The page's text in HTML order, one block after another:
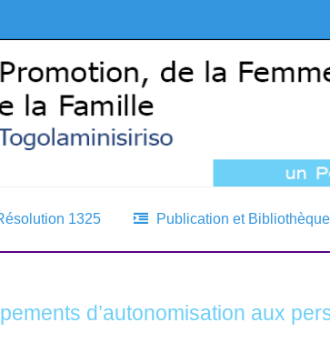
1325 Publication et Bibliothèque
d’autonomisation aux